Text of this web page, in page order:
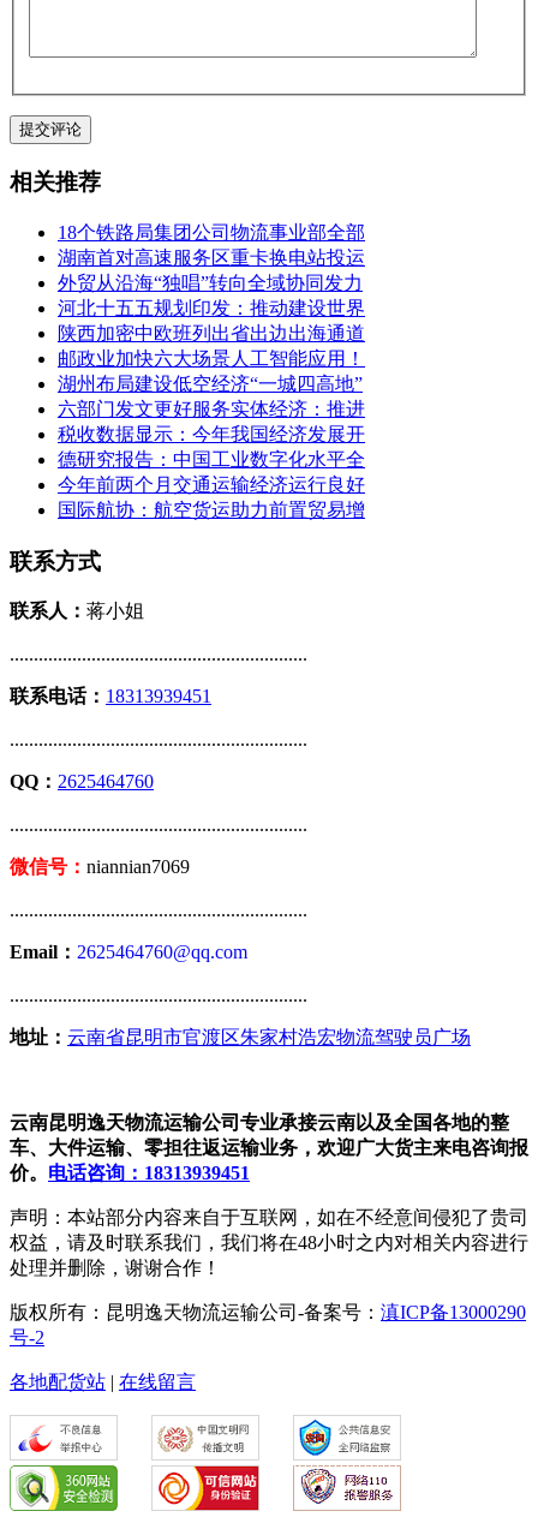
相关推荐
18个铁路局集团公司物流事业部全部
湖南首对高速服务区重卡换电站投运
外贸从沿海“独唱”转向全域协同发力
河北十五五规划印发：推动建设世界
陕西加密中欧班列出省出边出海通道
邮政业加快六大场景人工智能应用！
湖州布局建设低空经济“一城四高地”
六部门发文更好服务实体经济：推进
税收数据显示：今年我国经济发展开
德研究报告：中国工业数字化水平全
今年前两个月交通运输经济运行良好
国际航协：航空货运助力前置贸易增
联系方式
联系人： 蒋小姐
..............................................................
联系电话： 18313939451
..............................................................
QQ： 2625464760
..............................................................
微信号： niannian7069
..............................................................
Email： 2625464760@qq.com
..............................................................
地址： 云南省昆明市官渡区朱家村浩宏物流驾驶员广场
云南昆明逸天物流运输公司专业承接云南以及全国各地的整
车、大件运输、零担往返运输业务，欢迎广大货主来电咨询报
价。 电话咨询：18313939451
声明：本站部分内容来自于互联网，如在不经意间侵犯了贵司
权益，请及时联系我们，我们将在48小时之内对相关内容进行
处理并删除，谢谢合作！
版权所有：昆明逸天物流运输公司-备案号： 滇ICP备13000290
号-2
各地配货站 | 在线留言